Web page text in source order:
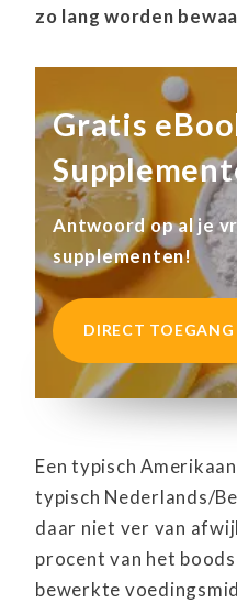
zo lang worden
Gratis
Antwoord op al je
supplementen!
DIRECT TOEGANG
Een typisch
typisch Nederlands/
daar niet ver van
procent van het
bewerkte